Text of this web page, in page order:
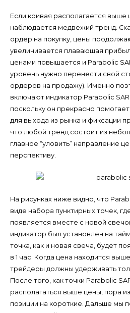
Если кривая располагается выше
наблюдается медвежий тренд.
ордер на покупку, цены
увеличивается плавающая
ценами повышается и Parabolic
уровень нужно перенести свой
ордеров на продажу). Именно
включают индикатор Parabolic
поскольку он прекрасно
для выхода из рынка и фиксации
что любой тренд состоит из
главное “уловить” направление
перспективу.
На рисунках ниже видно, что
виде набора пунктирных точек,
появляется вместе с новой
индикатор был установлен на
точка, как и новая свеча, будет
в 1 час. Когда цена находится
трейдеры должны удерживать
После того, как точки Parabolic
располагаться выше цены, пора
позиции на короткие. Дальше мы